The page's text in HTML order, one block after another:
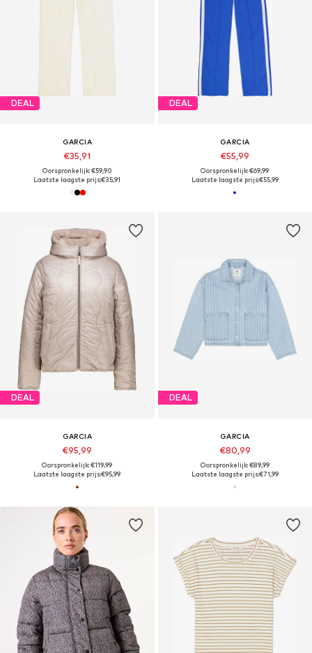
DEAL
GARCIA
€35,91
Oorspronkelijk: €59,90
Laatste laagste prijs:€35,91
DEAL
GARCIA
€55,99
Oorspronkelijk: €69,99
Laatste laagste prijs:€55,99
DEAL
GARCIA
€95,99
Oorspronkelijk: €119,99
Laatste laagste prijs:€95,99
DEAL
GARCIA
€80,99
Oorspronkelijk: €89,99
Laatste laagste prijs:€71,99